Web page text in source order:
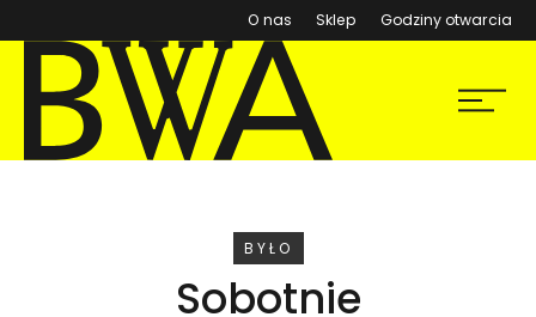
O nas Sklep (otwiera się w nowym
Godziny otwarcia
BWA Wrocław
Galerie Sztuki Współczesnej
Menu
WYDARZENIE
BYŁO
Sobotnie